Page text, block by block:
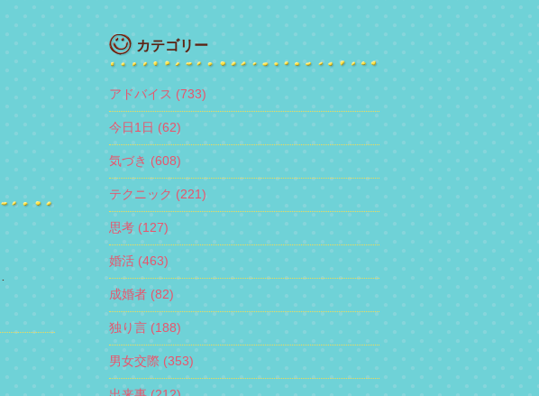
カテゴリー
アドバイス (733)
今日1日 (62)
気づき (608)
テクニック (221)
思考 (127)
婚活 (463)
成婚者 (82)
独り言 (188)
男女交際 (353)